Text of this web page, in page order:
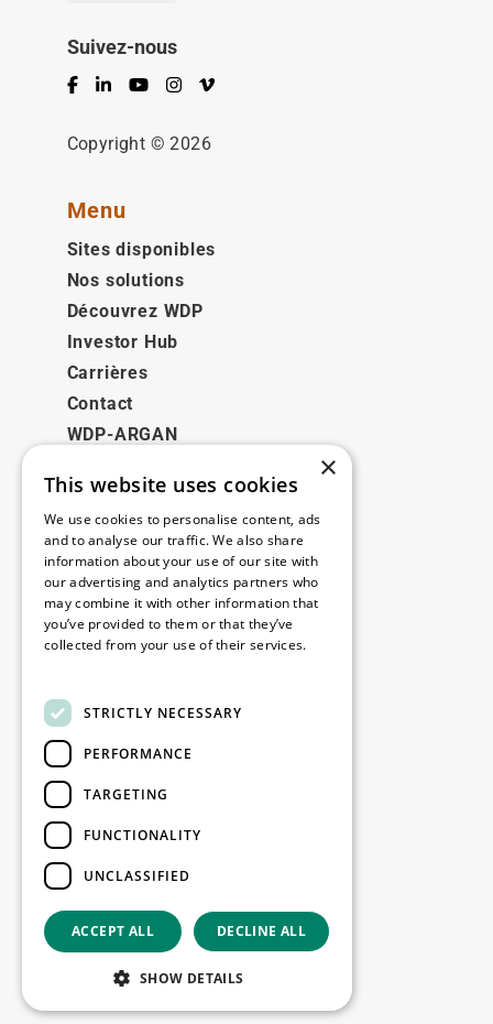
Suivez-nous
Facebook
LinkedInYouTubeInstagram
Vimeo
Copyright © 2026
Menu
Sites disponibles
Nos solutions
Découvrez WDP
Investor Hub
Carrières
Contact
WDP-ARGAN
Juridique
Disclaimer
Politique de confidentialité
Cookie Policy
Contact
Restez informé
Restez à jour : inscrivez-vous à nos
newsletters Marketing
Copyright © 2026
×
This website uses cookies
We use cookies to personalise content, ads
and to analyse our traffic. We also share
information about your use of our site with
our advertising and analytics partners who
may combine it with other information that
you’ve provided to them or that they’ve
collected from your use of their services.
STRICTLY NECESSARY
PERFORMANCE
TARGETING
FUNCTIONALITY
UNCLASSIFIED
ACCEPT ALL DECLINE ALL
SHOW DETAILS